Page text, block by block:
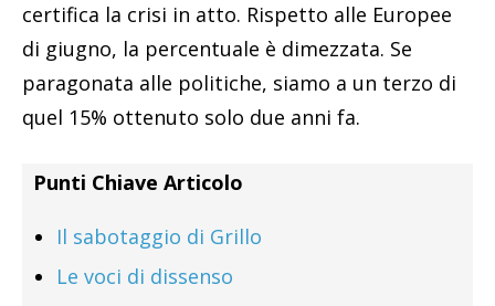
certifica la crisi in atto. Rispetto alle Europee
di giugno, la percentuale è dimezzata. Se
paragonata alle politiche, siamo a un terzo di
quel 15% ottenuto solo due anni fa.
Punti Chiave Articolo
Il sabotaggio di Grillo
Le voci di dissenso